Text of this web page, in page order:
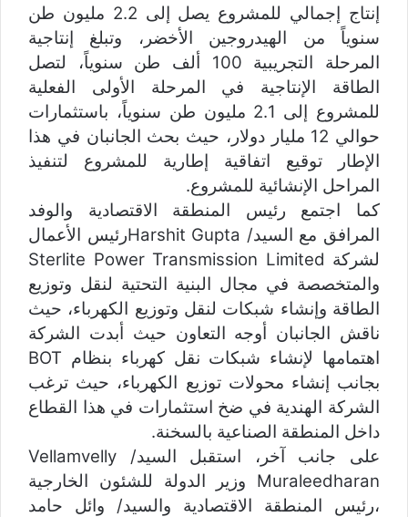
إنتاج إجمالي للمشروع يصل إلى 2.2 مليون طن
سنوياً من الهيدروجين الأخضر، وتبلغ إنتاجية
المرحلة التجريبية 100 ألف طن سنوياً، لتصل
الطاقة الإنتاجية في المرحلة الأولى الفعلية
للمشروع إلى 2.1 مليون طن سنوياً، باستثمارات
حوالي 12 مليار دولار، حيث بحث الجانبان في هذا
الإطار توقيع اتفاقية إطارية للمشروع لتنفيذ
المراحل الإنشائية للمشروع.
كما اجتمع رئيس المنطقة الاقتصادية والوفد
المرافق مع السيد/ Harshit Guptaرئيس الأعمال
لشركة Sterlite Power Transmission Limited
والمتخصصة في مجال البنية التحتية لنقل وتوزيع
الطاقة وإنشاء شبكات لنقل وتوزيع الكهرباء، حيث
ناقش الجانبان أوجه التعاون حيث أبدت الشركة
اهتمامها لإنشاء شبكات نقل كهرباء بنظام BOT
بجانب إنشاء محولات توزيع الكهرباء، حيث ترغب
الشركة الهندية في ضخ استثمارات في هذا القطاع
داخل المنطقة الصناعية بالسخنة.
على جانب آخر، استقبل السيد/ Vellamvelly
Muraleedharan وزير الدولة للشئون الخارجية
،رئيس المنطقة الاقتصادية والسيد/ وائل حامد